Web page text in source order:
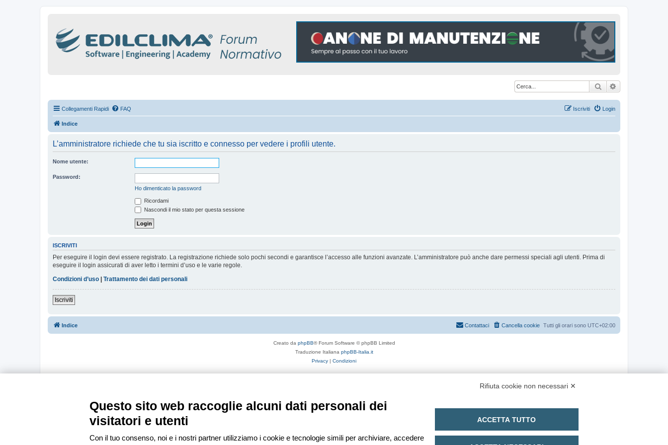
Cerca
Collegamenti Rapidi FAQ Login
Iscriviti
Indice
L’amministratore richiede che tu sia iscritto e connesso per vedere i profili utente.
Nome utente:
Password:
Ho dimenticato la password
Ricordami
Nascondi il mio stato per questa sessione
ISCRIVITI
Per eseguire il login devi essere registrato. La registrazione richiede solo pochi secondi e garantisce l’accesso alle funzioni avanzate. L’amministratore può anche dare permessi speciali agli utenti. Prima di
eseguire il login assicurati di aver letto i termini d’uso e le varie regole.
Condizioni d’uso | Trattamento dei dati personali
Iscriviti
Indice Tutti gli orari sono UTC+02:00
Cancella cookie
Contattaci
Creato da phpBB® Forum Software © phpBB Limited
Traduzione Italiana phpBB-Italia.it
Privacy | Condizioni
Rifiuta cookie non necessari ✕
Questo sito web raccoglie alcuni dati personali dei
visitatori e utenti
Con il tuo consenso, noi e i nostri partner utilizziamo i cookie e tecnologie simili per archiviare, accedere
ACCETTA TUTTO